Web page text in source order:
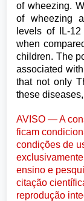
of wheezing.
of wheezing
levels of IL-12
when
children. The
associated
that not only
these
AVISO — A
ficam
condições de
ensino e
citação
reprodução